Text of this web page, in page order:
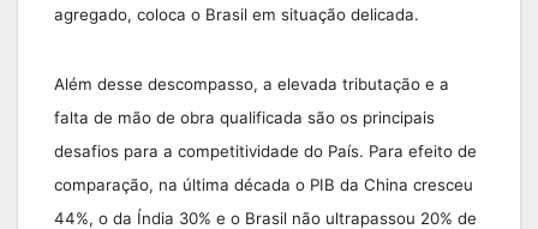
agregado, coloca o Brasil em situação delicada.
Além desse descompasso, a elevada tributação e a
falta de mão de obra qualificada são os principais
desafios para a competitividade do País. Para efeito de
comparação, na última década o PIB da China cresceu
44%, o da Índia 30% e o Brasil não ultrapassou 20% de